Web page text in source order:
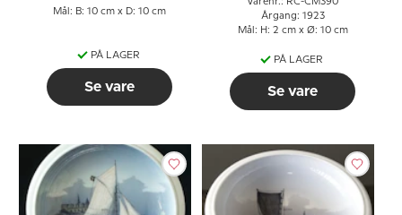
Mål: B: 10 cm x D: 10 cm
PÅ LAGER
Se vare
Varenr.: RC-CM390
Årgang: 1923
Mål: H: 2 cm x Ø: 10 cm
PÅ LAGER
Se vare